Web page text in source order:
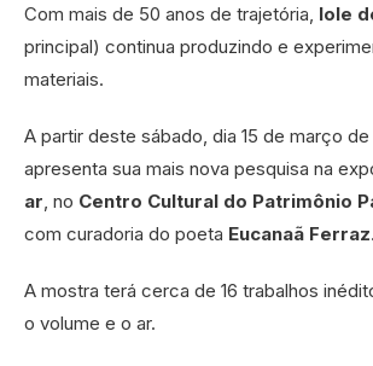
Com mais de 50 anos de trajetória, Iole
principal) continua produzindo e
materiais.
A partir deste sábado, dia 15 de março de
apresenta sua mais nova pesquisa na
ar , no Centro Cultural do Patrimônio
com curadoria do poeta Eucanaã Ferraz.
A mostra terá cerca de 16 trabalhos
o volume e o ar.